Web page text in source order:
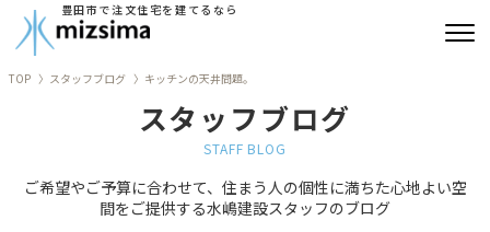
豊田市で注文住宅を建てるなら
リフォーム
TOP スタッフブログ キッチンの天井問題。
スタッフブログ
STAFF BLOG
ご希望やご予算に合わせて、住まう人の個性に満ちた心地よい空
間をご提供する水嶋建設スタッフのブログ